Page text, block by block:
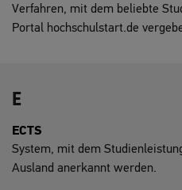
Verfahren, mit dem beliebte
Portal hochschulstart.de
E
ECTS
System, mit dem
Ausland anerkannt werden.